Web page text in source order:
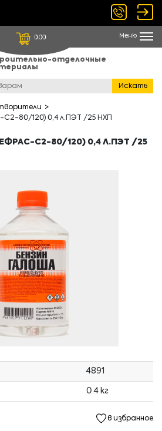
0.00 Меню
отделочные
Искать
80/120) 0,4 л.ПЭТ /25 НХП
С2-80/120) 0,4 Л.ПЭТ /25
4891
0.4 кг
в избранное